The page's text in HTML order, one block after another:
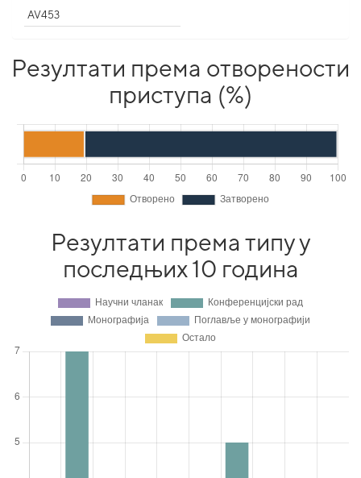
AV453
Резултати према отворености
приступа (%)
Резултати према типу у
последњих 10 година